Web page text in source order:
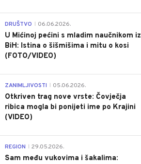
DRUŠTVO 06.06.2026.
U Mićinoj pećini s mladim naučnikom iz
BiH: Istina o šišmišima i mitu o kosi
(FOTO/VIDEO)
ZANIMLJIVOSTI 05.06.2026.
Otkriven trag nove vrste: Čovječja
ribica mogla bi ponijeti ime po Krajini
(VIDEO)
REGION 29.05.2026.
Sam među vukovima i šakalima: